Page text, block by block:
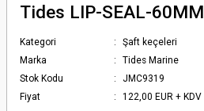
Tides LIP-SEAL-60MM
Kategori
Şaft keçeleri
Marka
Tides Marine
Stok Kodu
JMC9319
Fiyat
122,00 EUR + KDV